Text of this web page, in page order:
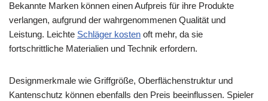
Bekannte Marken können einen Aufpreis für ihre Produkte
verlangen, aufgrund der wahrgenommenen Qualität und
Leistung. Leichte Schläger kosten oft mehr, da sie
fortschrittliche Materialien und Technik erfordern.
Designmerkmale wie Griffgröße, Oberflächenstruktur und
Kantenschutz können ebenfalls den Preis beeinflussen. Spieler